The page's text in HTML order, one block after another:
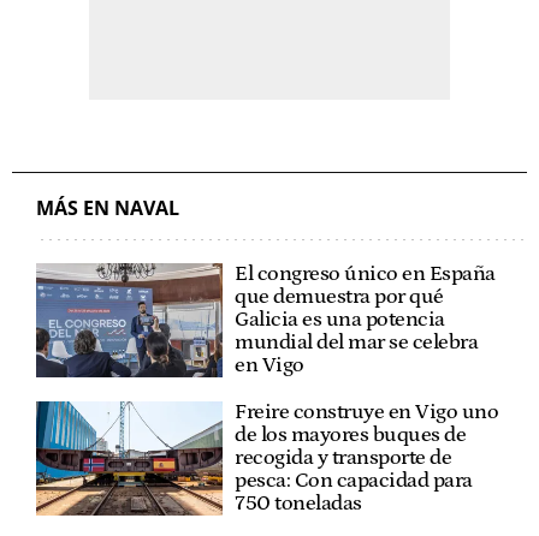
MÁS EN NAVAL
El congreso único en España
que demuestra por qué
Galicia es una potencia
mundial del mar se celebra
en Vigo
Freire construye en Vigo uno
de los mayores buques de
recogida y transporte de
pesca: Con capacidad para
750 toneladas